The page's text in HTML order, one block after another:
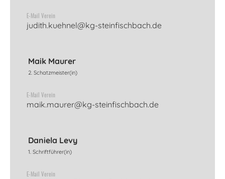
E-Mail Verein
judith.kuehnel@kg-steinfischbach.de
Maik Maurer
2. Schatzmeister(in)
E-Mail Verein
maik.maurer@kg-steinfischbach.de
Daniela Levy
1. Schriftführer(in)
E-Mail Verein